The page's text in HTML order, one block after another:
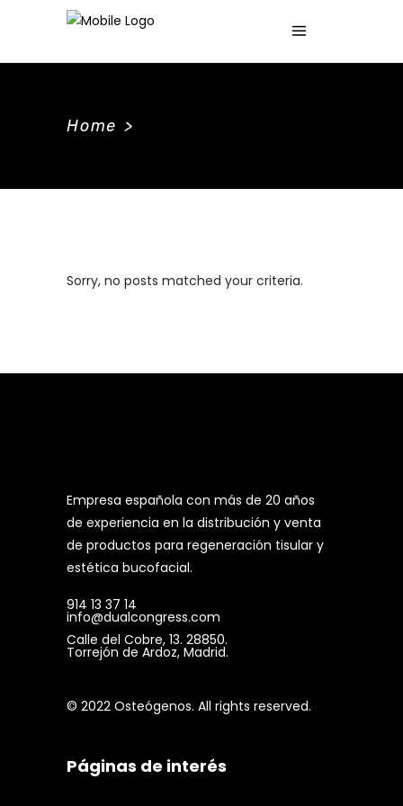
Home >
Sorry, no posts matched your criteria.
Empresa española con más de 20 años
de experiencia en la distribución y venta
de productos para regeneración tisular y
estética bucofacial.
914 13 37 14
info@dualcongress.com
Calle del Cobre, 13. 28850.
Torrejón de Ardoz, Madrid.
© 2022 Osteógenos. All rights reserved.
Páginas de interés